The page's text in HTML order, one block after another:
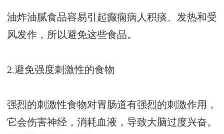
油炸油腻食品容易引起癫痫病人积痰、发热和受
风发作，所以避免这些食品。
2.避免强度刺激性的食物
强烈的刺激性食物对胃肠道有强烈的刺激作用，
它会伤害神经，消耗血液，导致大脑过度兴奋。